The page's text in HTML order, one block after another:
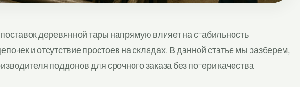
деревянной тары напрямую влияет на стабильность
и отсутствие простоев на складах. В данной статье мы разберем,
поддонов для срочного заказа без потери качества